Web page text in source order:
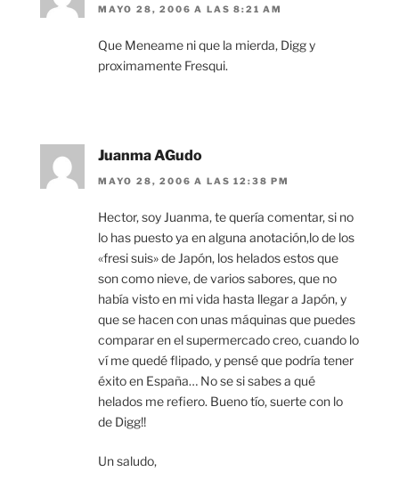
MAYO 28, 2006 A LAS 8:21 AM
Que Meneame ni que la mierda, Digg y
proximamente Fresqui.
Juanma AGudo
MAYO 28, 2006 A LAS 12:38 PM
Hector, soy Juanma, te quería comentar, si no
lo has puesto ya en alguna anotación,lo de los
«fresi suis» de Japón, los helados estos que
son como nieve, de varios sabores, que no
había visto en mi vida hasta llegar a Japón, y
que se hacen con unas máquinas que puedes
comparar en el supermercado creo, cuando lo
ví me quedé flipado, y pensé que podría tener
éxito en España… No se si sabes a qué
helados me refiero. Bueno tío, suerte con lo
de Digg!!
Un saludo,